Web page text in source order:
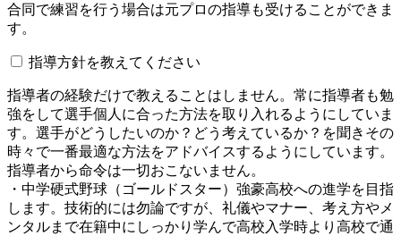
合同で練習を行う場合は元プロの指導も受けることができま
す。
指導方針を教えてください
指導者の経験だけで教えることはしません。常に指導者も勉
強をして選手個人に合った方法を取り入れるようにしていま
す。選手がどうしたいのか？どう考えているか？を聞きその
時々で一番最適な方法をアドバイスするようにしています。
指導者から命令は一切おこないません。
・中学硬式野球（ゴールドスター）強豪高校への進学を目指
します。技術的には勿論ですが、礼儀やマナー、考え方やメ
ンタルまで在籍中にしっかり学んで高校入学時より高校で通